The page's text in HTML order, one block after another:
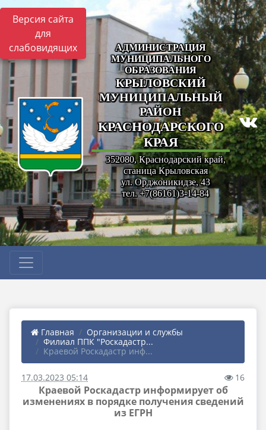
Версия сайта
для
слабовидящих
АДМИНИСТРАЦИЯ
МУНИЦИПАЛЬНОГО
ОБРАЗОВАНИЯ
КРЫЛОВСКИЙ
МУНИЦИПАЛЬНЫЙ
РАЙОН
КРАСНОДАРСКОГО
КРАЯ
352080, Краснодарский край,
станица Крыловская
ул. Орджоникидзе, 43
тел. +7(86161)3-14-84
Главная
Организации и службы
Филиал ППК "Роскадастр...
Краевой Роскадастр инф...
17.03.2023 05:14 16
Краевой Роскадастр информирует об
изменениях в порядке получения сведений
из ЕГРН